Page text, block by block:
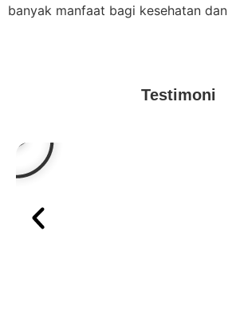
banyak manfaat bagi kesehatan dan
Testimoni